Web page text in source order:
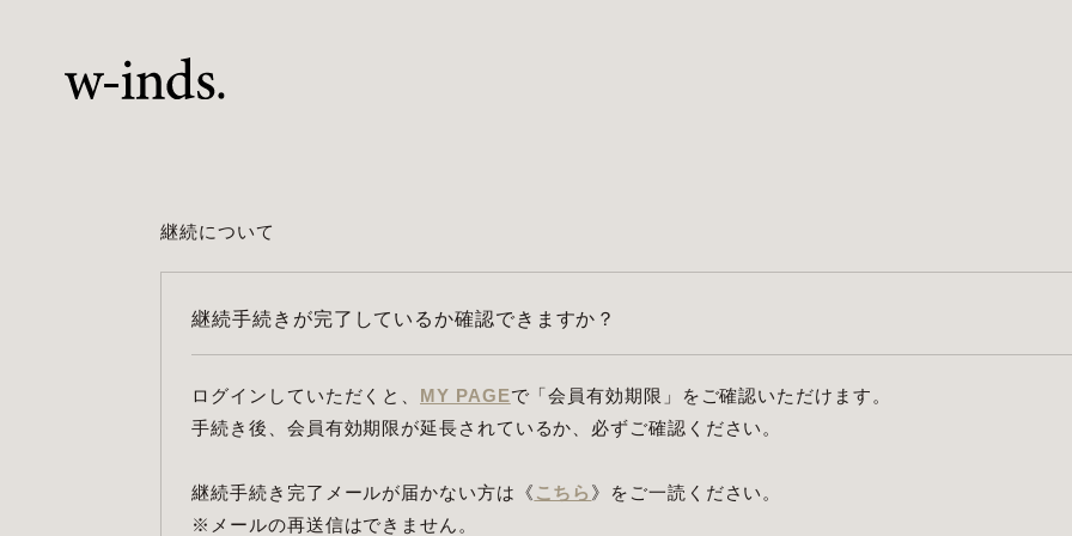
継続について
継続手続きが完了しているか確認できますか？
ログインしていただくと、 MY PAGEで「会員有効期限」をご確認いただけます。
手続き後、会員有効期限が延長されているか、必ずご確認ください。
継続手続き完了メールが届かない方は《 こちら 》をご一読ください。
※メールの再送信はできません。